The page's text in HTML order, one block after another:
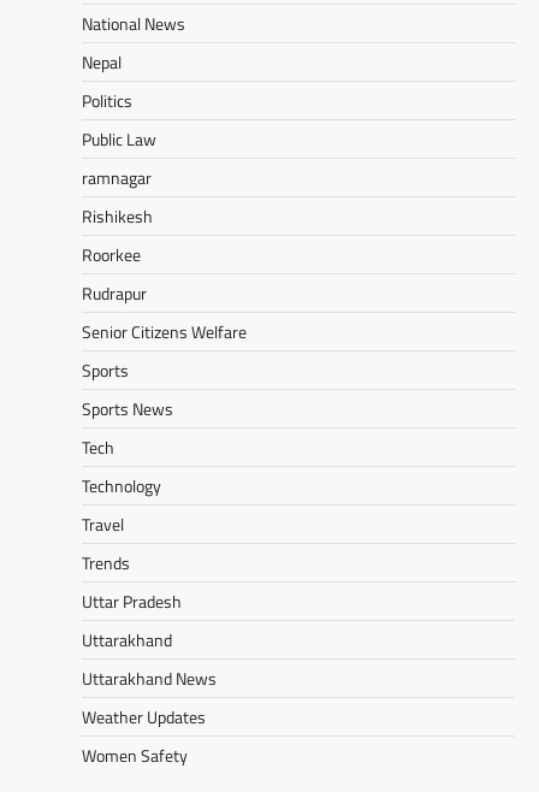
National News
Nepal
Politics
Public Law
ramnagar
Rishikesh
Roorkee
Rudrapur
Senior Citizens Welfare
Sports
Sports News
Tech
Technology
Travel
Trends
Uttar Pradesh
Uttarakhand
Uttarakhand News
Weather Updates
Women Safety